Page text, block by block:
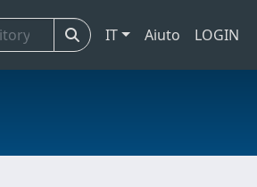
IT Aiuto LOGIN